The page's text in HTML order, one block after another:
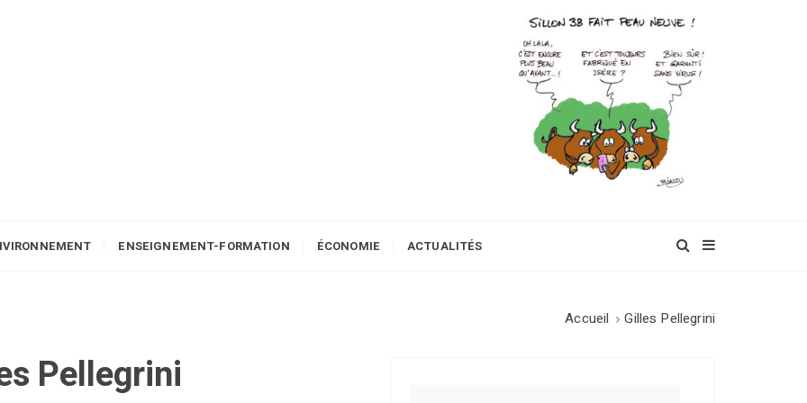
ENSEIGNEMENT-FORMATION ÉCONOMIE ACTUALITÉS
Accueil Gilles Pellegrini
Pellegrini